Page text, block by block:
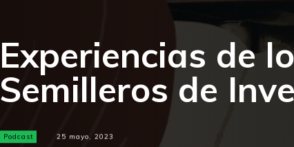
Experiencias de
Semilleros de
Podcast 25 mayo, 2023